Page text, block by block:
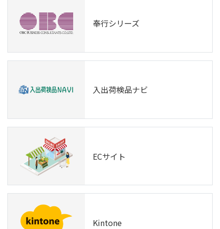
奉行シリーズ
入出荷検品ナビ
ECサイト
Kintone